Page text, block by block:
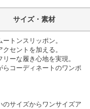
サイズ・素材
トンスリッポン。
セントを加える。
ーな履き心地を実現。
コーディネートのワンポ
サイズからワンサイズア